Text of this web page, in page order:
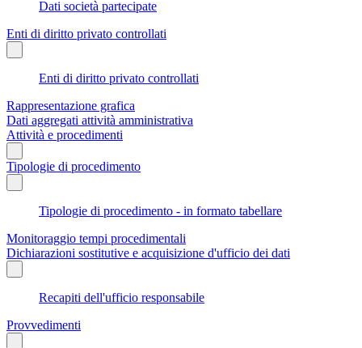
Dati società partecipate
Enti di diritto privato controllati
Enti di diritto privato controllati
Rappresentazione grafica
Dati aggregati attività amministrativa
Attività e procedimenti
Tipologie di procedimento
Tipologie di procedimento - in formato tabellare
Monitoraggio tempi procedimentali
Dichiarazioni sostitutive e acquisizione d'ufficio dei dati
Recapiti dell'ufficio responsabile
Provvedimenti